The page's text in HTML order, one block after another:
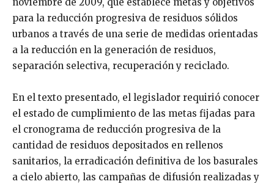
para la reducción progresiva de residuos sólidos
urbanos a través de una serie de medidas orientadas
a la reducción en la generación de residuos,
separación selectiva, recuperación y reciclado.
En el texto presentado, el legislador requirió conocer
el estado de cumplimiento de las metas fijadas para
el cronograma de reducción progresiva de la
cantidad de residuos depositados en rellenos
sanitarios, la erradicación definitiva de los basurales
a cielo abierto, las campañas de difusión realizadas y